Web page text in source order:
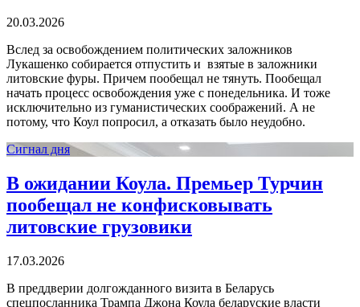
20.03.2026
Вслед за освобождением политических заложников
Лукашенко собирается отпустить и взятые в заложники
литовские фуры. Причем пообещал не тянуть. Пообещал
начать процесс освобождения уже с понедельника. И тоже
исключительно из гуманистических соображений. А не
потому, что Коул попросил, а отказать было неудобно.
Сигнал дня
В ожидании Коула. Премьер Турчин
пообещал не конфисковывать
литовские грузовики
17.03.2026
В преддверии долгожданного визита в Беларусь
спецпосланника Трампа Джона Коула беларуские власти